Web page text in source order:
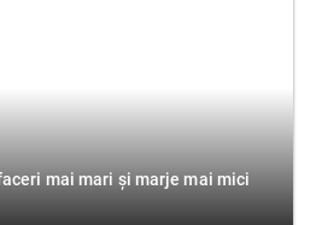
mai mari și marje mai mici